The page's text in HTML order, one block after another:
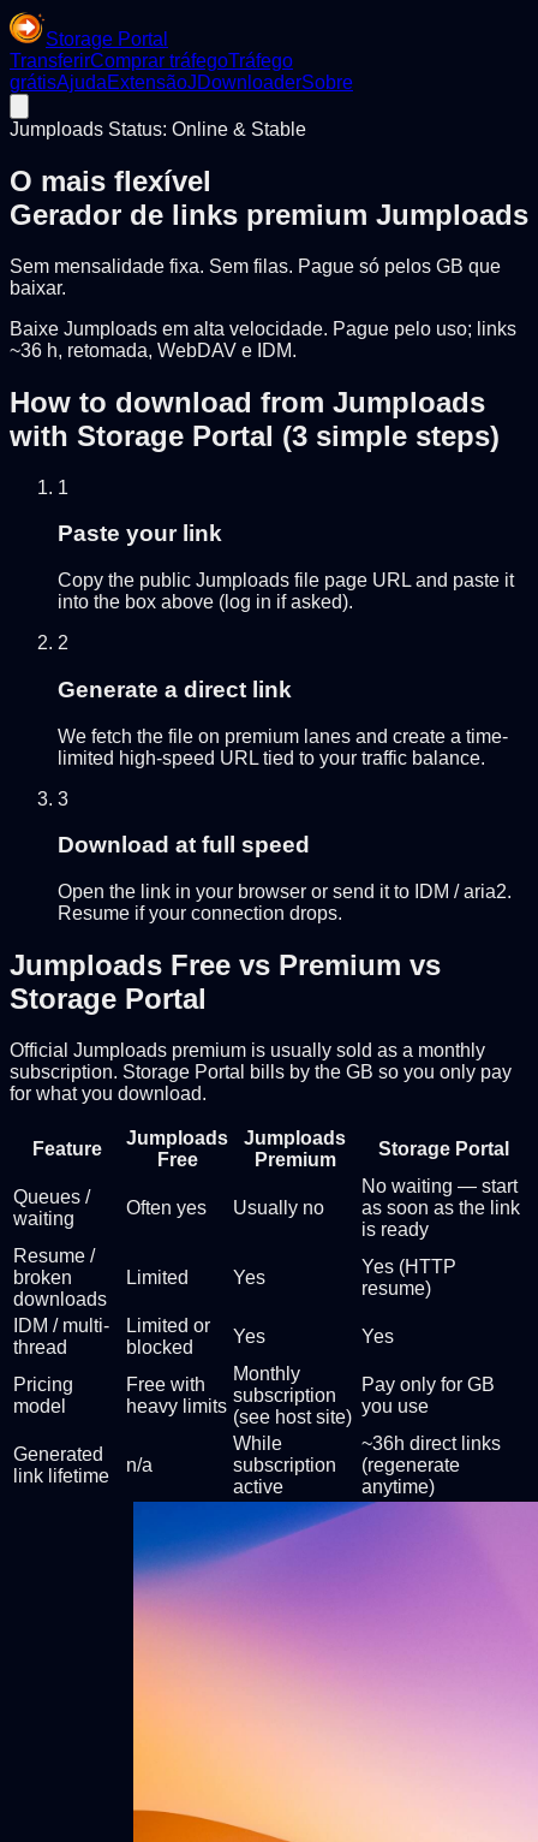
Storage Portal
TransferirComprar tráfegoTráfego
grátisAjudaExtensãoJDownloaderSobre
Jumploads Status: Online & Stable
O mais flexível
Gerador de links premium Jumploads
Sem mensalidade fixa. Sem filas. Pague só pelos GB que
baixar.
Baixe Jumploads em alta velocidade. Pague pelo uso; links
~36 h, retomada, WebDAV e IDM.
How to download from Jumploads
with Storage Portal (3 simple steps)
1
Paste your link
Copy the public Jumploads file page URL and paste it
into the box above (log in if asked).
2
Generate a direct link
We fetch the file on premium lanes and create a time-
limited high-speed URL tied to your traffic balance.
3
Download at full speed
Open the link in your browser or send it to IDM / aria2.
Resume if your connection drops.
Jumploads Free vs Premium vs
Storage Portal
Official Jumploads premium is usually sold as a monthly
subscription. Storage Portal bills by the GB so you only pay
for what you download.
Feature
Jumploads
Free
Jumploads
Premium
Storage Portal
Queues /
waiting
Often yes Usually no
No waiting — start
as soon as the link
is ready
Resume /
broken
downloads
Limited Yes
Yes (HTTP
resume)
IDM / multi-
thread
Limited or
blocked
Yes Yes
Pricing
model
Free with
heavy limits
Monthly
subscription
(see host site)
Pay only for GB
you use
Generated
link lifetime
n/a
While
subscription
active
~36h direct links
(regenerate
anytime)